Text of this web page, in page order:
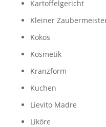
Kartoffelgericht
Kleiner
Kokos
Kosmetik
Kranzform
Kuchen
Lievito Madre
Liköre